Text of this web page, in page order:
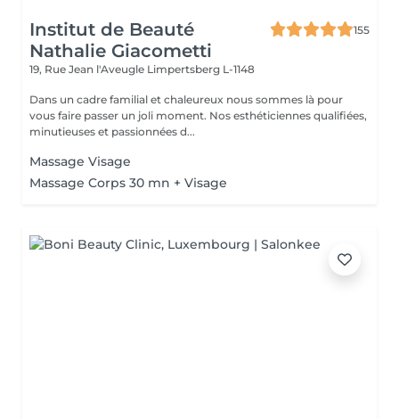
Institut de Beauté
Nathalie Giacometti
155
19, Rue Jean l'Aveugle Limpertsberg L-1148
Dans un cadre familial et chaleureux nous sommes là pour
vous faire passer un joli moment. Nos esthéticiennes qualifiées,
minutieuses et passionnées d...
Massage Visage
Massage Corps 30 mn + Visage